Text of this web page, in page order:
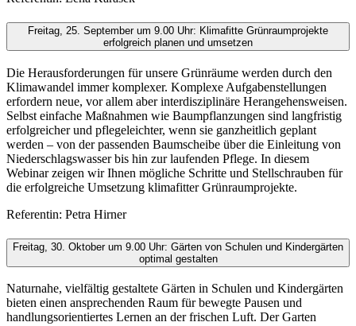
Freitag, 25. September um 9.00 Uhr: Klimafitte Grünraumprojekte
erfolgreich planen und umsetzen
Die Herausforderungen für unsere Grünräume werden durch den
Klimawandel immer komplexer. Komplexe Aufgabenstellungen
erfordern neue, vor allem aber interdisziplinäre Herangehensweisen.
Selbst einfache Maßnahmen wie Baumpflanzungen sind langfristig
erfolgreicher und pflegeleichter, wenn sie ganzheitlich geplant
werden – von der passenden Baumscheibe über die Einleitung von
Niederschlagswasser bis hin zur laufenden Pflege. In diesem
Webinar zeigen wir Ihnen mögliche Schritte und Stellschrauben für
die erfolgreiche Umsetzung klimafitter Grünraumprojekte.
Referentin: Petra Hirner
Freitag, 30. Oktober um 9.00 Uhr: Gärten von Schulen und Kindergärten
optimal gestalten
Naturnahe, vielfältig gestaltete Gärten in Schulen und Kindergärten
bieten einen ansprechenden Raum für bewegte Pausen und
handlungsorientiertes Lernen an der frischen Luft. Der Garten